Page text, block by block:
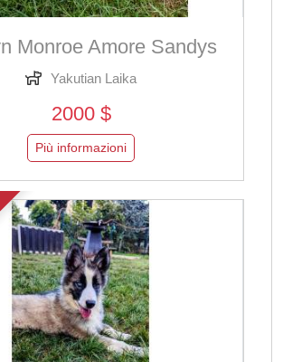
Monroe Amore Sandys
Yakutian Laika
2000 $
Più informazioni